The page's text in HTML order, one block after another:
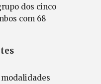
dos cinco
com 68